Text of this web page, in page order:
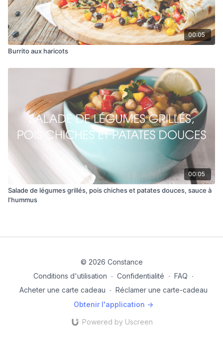
00:05
Burrito aux haricots
00:05
Salade de légumes grillés, pois chiches et patates douces, sauce à
l'hummus
© 2026 Constance
Conditions d'utilisation ∙ Confidentialité ∙ FAQ ∙
Acheter une carte cadeau ∙ Réclamer une carte-cadeau
Obtenir l'application ->
Powered by Uscreen